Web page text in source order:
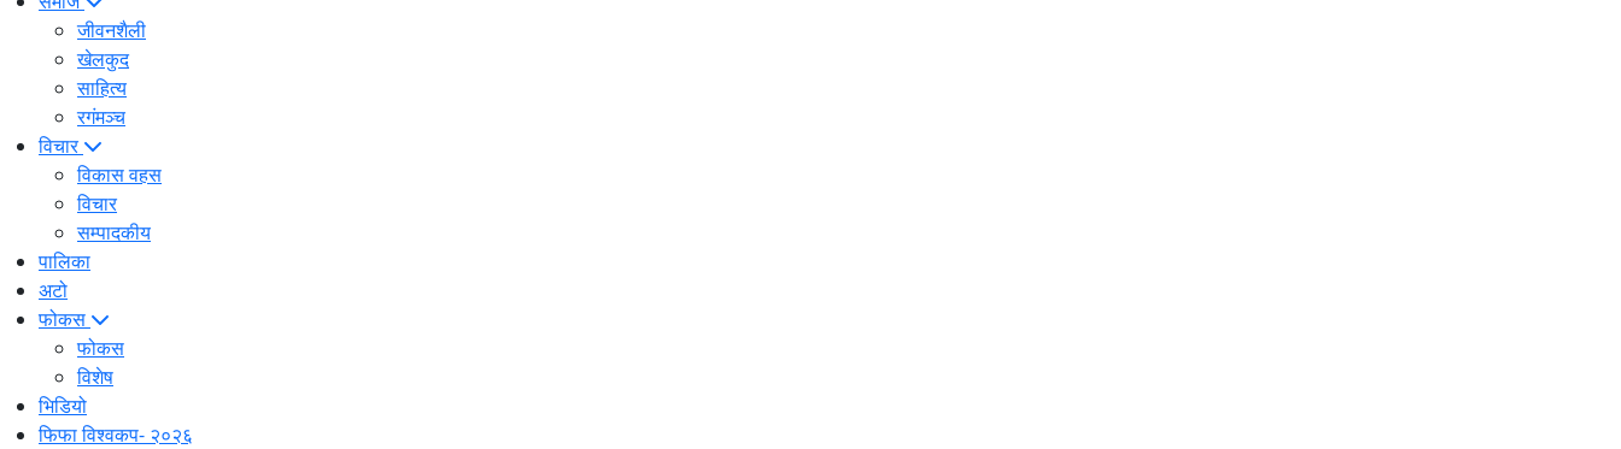
जीवनशैली
खेलकुद
साहित्य
रगंमञ्च
विचार
विकास वहस
विचार
सम्पादकीय
पालिका
अटो
फोकस
फोकस
विशेष
भिडियो
फिफा विश्वकप- २०२६